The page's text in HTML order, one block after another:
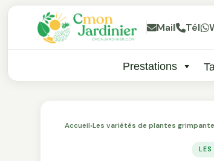
Mail Tél
Prestations
Accueil›Les variétés de plantes